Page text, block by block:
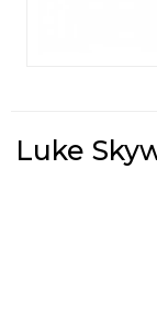
Luke